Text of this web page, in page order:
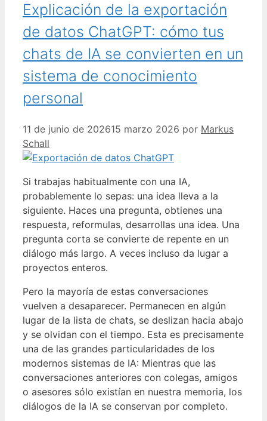
Explicación de la exportación
de datos ChatGPT: cómo tus
chats de IA se convierten en un
sistema de conocimiento
personal
11 de junio de 202615 marzo 2026 por Markus
Schall
Si trabajas habitualmente con una IA,
probablemente lo sepas: una idea lleva a la
siguiente. Haces una pregunta, obtienes una
respuesta, reformulas, desarrollas una idea. Una
pregunta corta se convierte de repente en un
diálogo más largo. A veces incluso da lugar a
proyectos enteros.
Pero la mayoría de estas conversaciones
vuelven a desaparecer. Permanecen en algún
lugar de la lista de chats, se deslizan hacia abajo
y se olvidan con el tiempo. Esta es precisamente
una de las grandes particularidades de los
modernos sistemas de IA: Mientras que las
conversaciones anteriores con colegas, amigos
o asesores sólo existían en nuestra memoria, los
diálogos de la IA se conservan por completo.